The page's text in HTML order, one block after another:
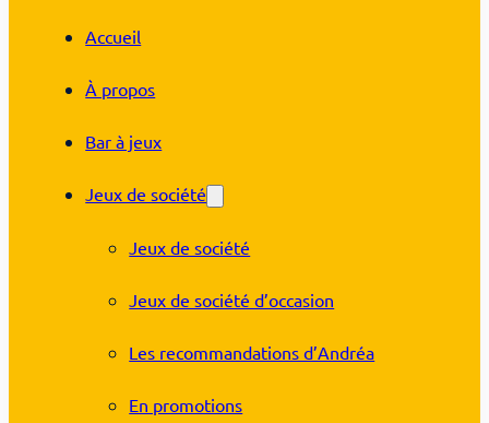
Accueil
À propos
Bar à jeux
Jeux de société
Jeux de société
Jeux de société d’occasion
Les recommandations d’Andréa
En promotions